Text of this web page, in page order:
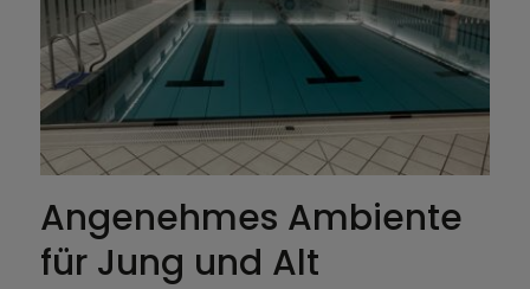
Angenehmes Ambiente
für Jung und Alt